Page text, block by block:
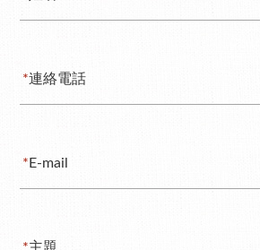
*連絡電話
* E-mail